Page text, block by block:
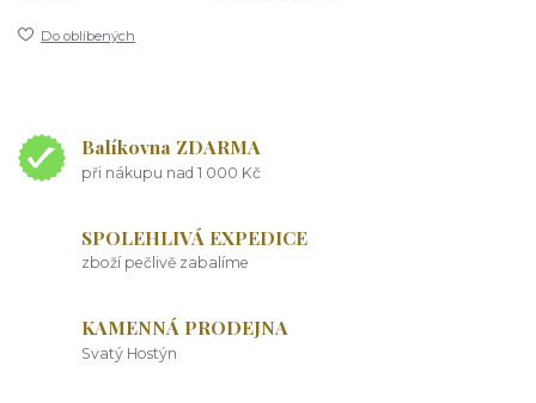
Do oblíbených
Balíkovna ZDARMA
při nákupu nad 1 000 Kč
SPOLEHLIVÁ EXPEDICE
zboží pečlivě zabalíme
KAMENNÁ PRODEJNA
Svatý Hostýn